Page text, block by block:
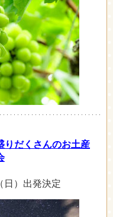
りだくさんのお土産
）出発決定